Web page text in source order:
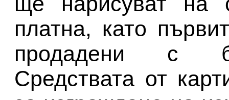
платна, като
продадени с
Средствата от